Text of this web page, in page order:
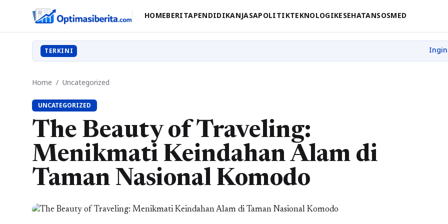
HOMEBERITAPENDIDIKANJASAPOLITIKTEKNOLOGIKESEHATANSOSMED
TERKINI
Home / Uncategorized
UNCATEGORIZED
The Beauty of Traveling:
Menikmati Keindahan Alam di
Taman Nasional Komodo